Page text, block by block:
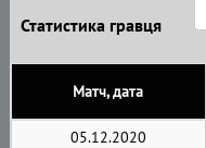
Статистика гравця
Матч, дата
05.12.2020